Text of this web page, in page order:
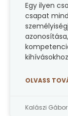
Egy ilyen
csapat
OLVASS
Kalászi Gábor